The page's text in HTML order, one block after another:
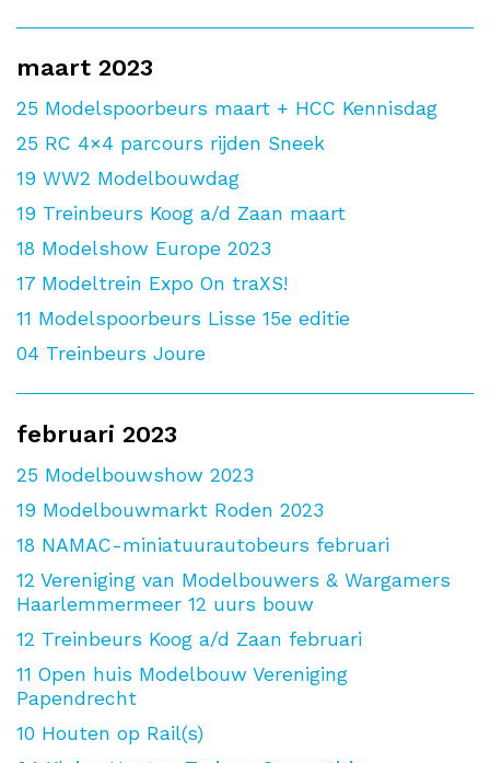
maart 2023
25 Modelspoorbeurs maart + HCC Kennisdag
25 RC 4×4 parcours rijden Sneek
19 WW2 Modelbouwdag
19 Treinbeurs Koog a/d Zaan maart
18 Modelshow Europe 2023
17 Modeltrein Expo On traXS!
11 Modelspoorbeurs Lisse 15e editie
04 Treinbeurs Joure
februari 2023
25 Modelbouwshow 2023
19 Modelbouwmarkt Roden 2023
18 NAMAC-miniatuurautobeurs februari
12 Vereniging van Modelbouwers & Wargamers
Haarlemmermeer 12 uurs bouw
12 Treinbeurs Koog a/d Zaan februari
11 Open huis Modelbouw Vereniging
Papendrecht
10 Houten op Rail(s)